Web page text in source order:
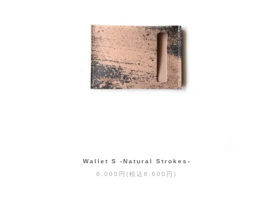
Wallet S -Natural Strokes-
6,000円(税込6,600円)